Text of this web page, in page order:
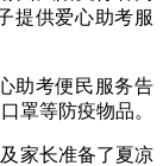
提供爱心助考服
助考便民服务告
罩等防疫物品。
家长准备了夏凉